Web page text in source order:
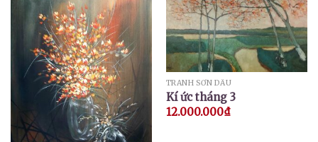
TRANH SƠN DẦU
Kí ức tháng 3
12.000.000₫